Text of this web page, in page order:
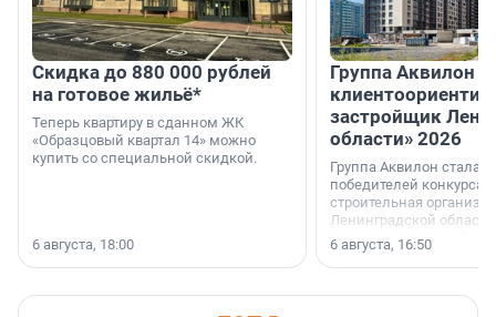
Скидка до 880 000 рублей
на готовое жильё*
Теперь квартиру в сданном ЖК
«Образцовый квартал 14» можно
купить со специальной скидкой.
6 августа, 18:00
Группа Аквилон
застройщик
области» 2026
Группа Аквилон стала
победителей конкурса
строительная
Ленинградской области
номинации «Самый
застройщик
области».
6 августа, 16:50